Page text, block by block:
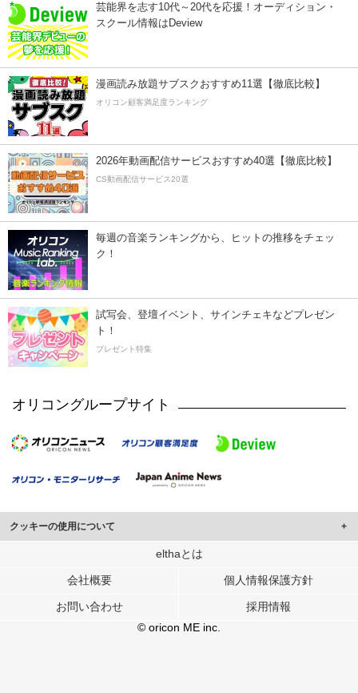
芸能界を志す10代～20代を応援！オーディション・
スクール情報はDeview
漫画読み放題サブスクおすすめ11選【徹底比較】
オリコン顧客満足度ランキング
2026年動画配信サービスおすすめ40選【徹底比較】
CS動画配信サービス20選
毎週の音楽ランキングから、ヒットの推移をチェッ
ク！
試写会、登壇イベント、サインチェキなどプレゼン
ト！
プレゼント特集
オリコングループサイト
クッキーの使用について
このサイトでは Cookie を使用して、ユーザーに合わせたコンテンツや広告の
行っています。
メディアや広告配信、データ解析の各パートナーに提供しています。
各パートナーは、この情報とユーザーが各パートナーに提供した他の情報や、
ユーザーが各パートナーのサービスを使用したときに収集した他の情報を組み
elthaとは
会社概要 個人情報保護方針
お問い合わせ
採用情報
© oricon ME inc.